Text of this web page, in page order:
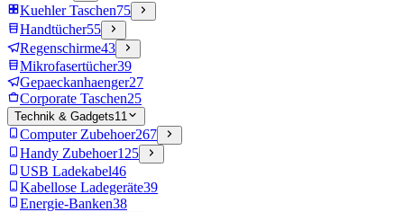
Kuehler Taschen75
Handtücher55
Regenschirme43
Mikrofasertücher39
Gepaeckanhaenger27
Corporate Taschen25
Technik & Gadgets11
Computer Zubehoer267
Handy Zubehoer125
USB Ladekabel46
Kabellose Ladegeräte39
Energie-Banken38